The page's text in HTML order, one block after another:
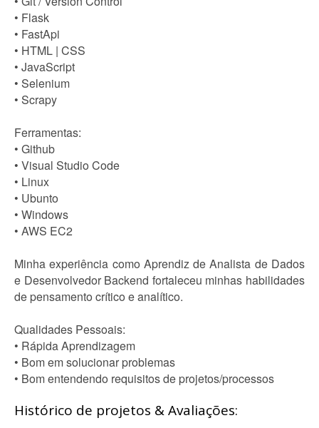
• Flask
• FastApi
• HTML | CSS
• JavaScript
• Selenium
• Scrapy
Ferramentas:
• Github
• Visual Studio Code
• Linux
• Ubunto
• Windows
• AWS EC2
Minha experiência como Aprendiz de Analista de Dados
e Desenvolvedor Backend fortaleceu minhas habilidades
de pensamento crítico e analítico.
Qualidades Pessoais:
• Rápida Aprendizagem
• Bom em solucionar problemas
• Bom entendendo requisitos de projetos/processos
Histórico de projetos & Avaliações: